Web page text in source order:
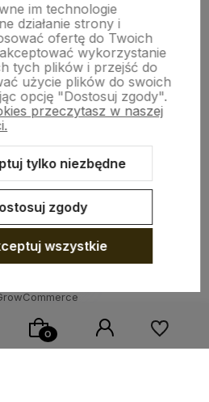
im technologie
działanie strony i
ofertę do Twoich
wykorzystanie
tych plików i przejść do
użycie plików do swoich
opcję "Dostosuj zgody".
przeczytasz w naszej
tylko niezbędne
zgody
wszystkie